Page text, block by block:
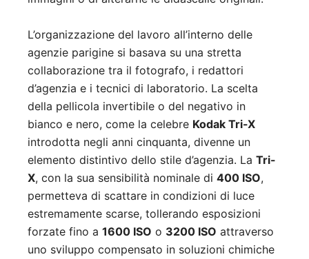
L’organizzazione del lavoro all’interno delle
agenzie parigine si basava su una stretta
collaborazione tra il fotografo, i redattori
d’agenzia e i tecnici di laboratorio. La scelta
della pellicola invertibile o del negativo in
bianco e nero, come la celebre Kodak Tri-X
introdotta negli anni cinquanta, divenne un
elemento distintivo dello stile d’agenzia. La Tri-
X, con la sua sensibilità nominale di 400 ISO,
permetteva di scattare in condizioni di luce
estremamente scarse, tollerando esposizioni
forzate fino a 1600 ISO o 3200 ISO attraverso
uno sviluppo compensato in soluzioni chimiche